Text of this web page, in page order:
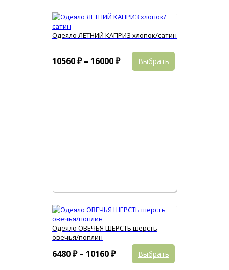
Одеяло ЛЕТНИЙ КАПРИЗ хлопок/сатин
10560₽ – 16000₽Диапазон
цен:
Выбрать
Этот
товар
имеет
Одеяло ОВЕЧЬЯ ШЕРСТЬ шерсть
овечья/поплин
6480₽ – 10160₽Диапазон
цен:
Выбрать
имеет